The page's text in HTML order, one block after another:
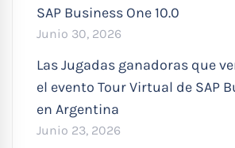
SAP Business One 10.0
Junio 30, 2026
Las Jugadas ganadoras que
el evento Tour Virtual de SAP
en Argentina
Junio 23, 2026